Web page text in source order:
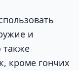
и
также
кроме гончих